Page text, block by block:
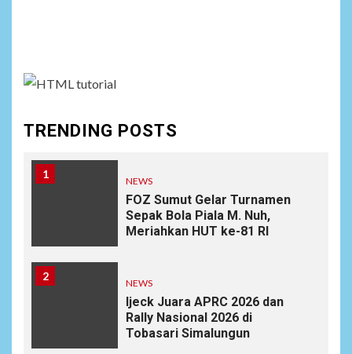
TRENDING POSTS
1
NEWS
FOZ Sumut Gelar Turnamen
Sepak Bola Piala M. Nuh,
Meriahkan HUT ke-81 RI
2
NEWS
Ijeck Juara APRC 2026 dan
Rally Nasional 2026 di
Tobasari Simalungun